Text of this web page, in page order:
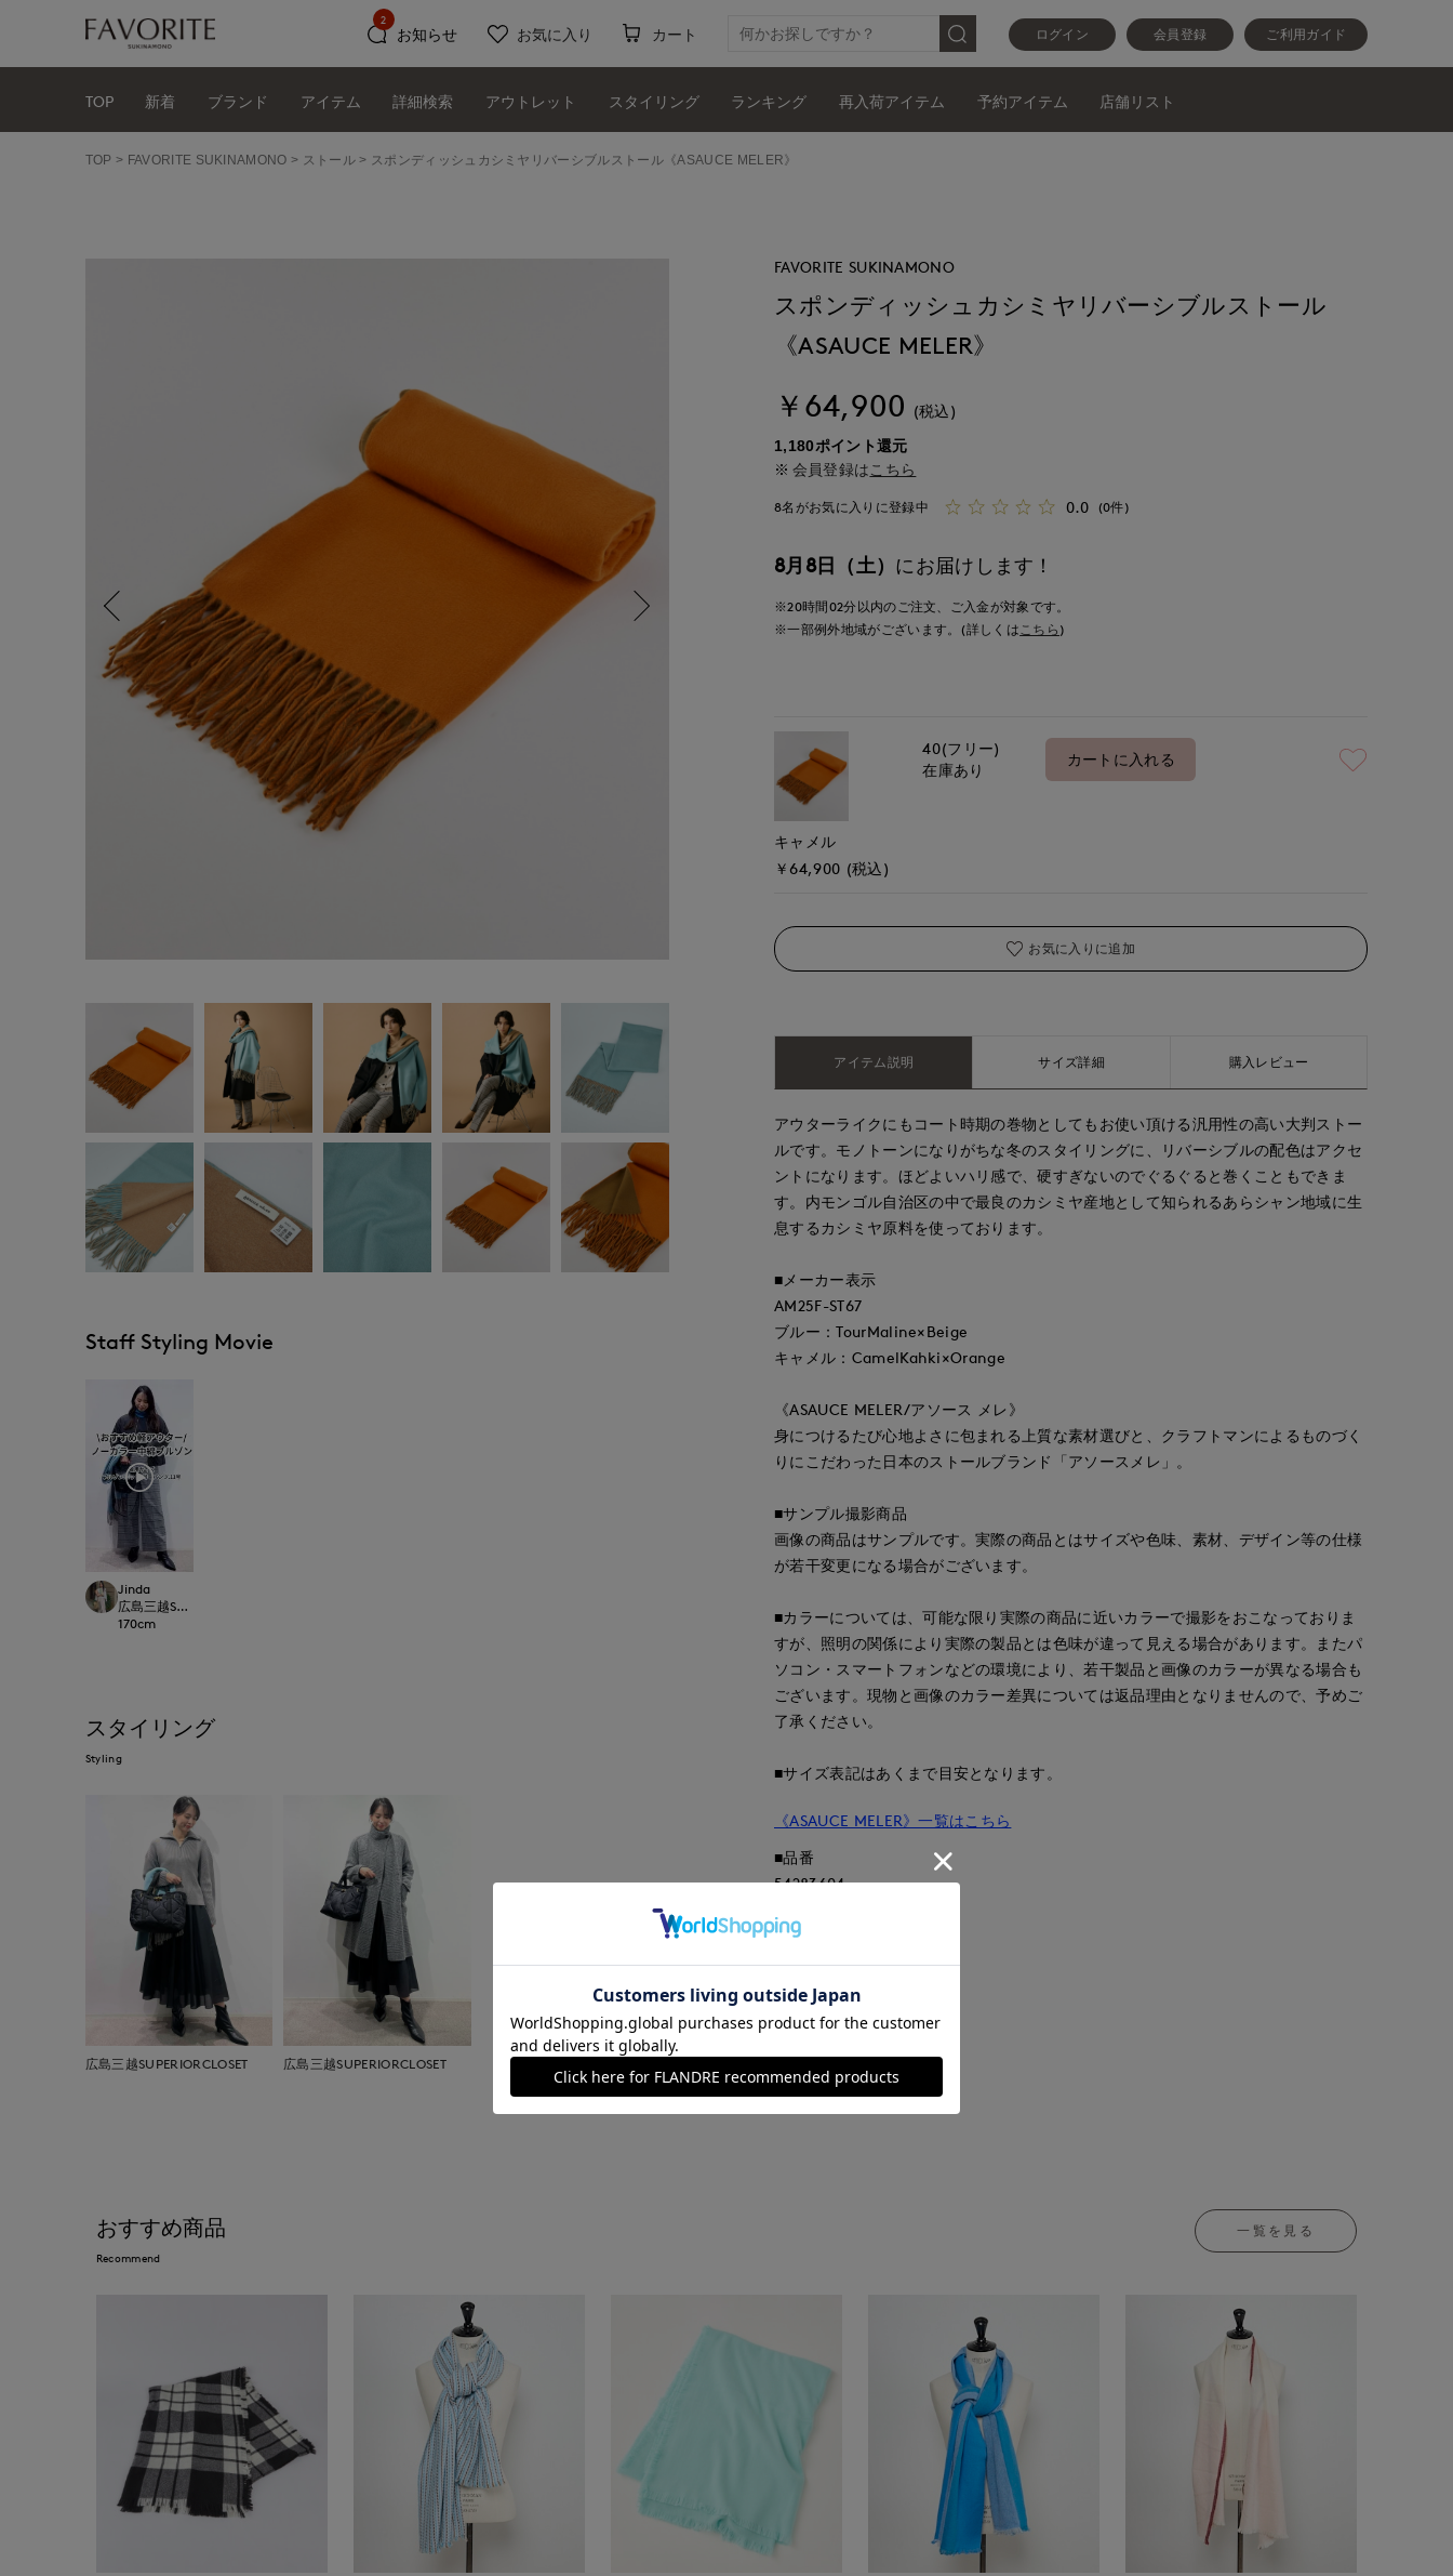
ログイン 会員登録 ご利用ガイド
お知らせ
2
お気に入り カート
TOP 新着 ブランド アイテム 詳細検索 アウトレット スタイリング ランキング 再入荷アイテム 予約アイテム 店舗リスト
TOP FAVORITE SUKINAMONO ストール スポンディッシュカシミヤリバーシブルストール《ASAUCE MELER》
Staff Styling Movie
Jinda
広島三越SUPERIORCLOSET
170cm
スタイリング
Styling
広島三越SUPERIORCLOSET 広島三越SUPERIORCLOSET
FAVORITE SUKINAMONO
スポンディッシュカシミヤリバーシブルストール
《ASAUCE MELER》
￥64,900 (税込)
1,180ポイント還元
会員登録は こちら
8名がお気に入りに登録中 0.0 (0件)
8月8日（土） にお届けします！
※20時間02分以内のご注文、ご入金が対象です。
※一部例外地域がございます。(詳しくはこちら )
キャメル
￥64,900 (税込)
40(フリー)
在庫あり
カートに入れる
お気に入りに追加
アイテム説明 サイズ詳細 購入レビュー
アウターライクにもコート時期の巻物としてもお使い頂ける汎用性の高い大判ストー
ルです。モノトーンになりがちな冬のスタイリングに、リバーシブルの配色はアクセ
ントになります。ほどよいハリ感で、硬すぎないのでぐるぐると巻くこともできま
す。内モンゴル自治区の中で最良のカシミヤ産地として知られるあらシャン地域に生
息するカシミヤ原料を使っております。
■メーカー表示
AM25F-ST67
ブルー：TourMaline×Beige
キャメル：CamelKahki×Orange
《ASAUCE MELER/アソース メレ》
身につけるたび心地よさに包まれる上質な素材選びと、クラフトマンによるものづく
りにこだわった日本のストールブランド「アソースメレ」。
■サンプル撮影商品
画像の商品はサンプルです。実際の商品とはサイズや色味、素材、デザイン等の仕様
が若干変更になる場合がございます。
■カラーについては、可能な限り実際の商品に近いカラーで撮影をおこなっておりま
すが、照明の関係により実際の製品とは色味が違って見える場合があります。またパ
ソコン・スマートフォンなどの環境により、若干製品と画像のカラーが異なる場合も
ございます。現物と画像のカラー差異については返品理由となりませんので、予めご
了承ください。
■サイズ表記はあくまで目安となります。
《ASAUCE MELER》一覧はこちら
■品番
54283604
■原産国
カシミヤ100%
取り扱いについて
おすすめ商品
Recommend
一覧を見る